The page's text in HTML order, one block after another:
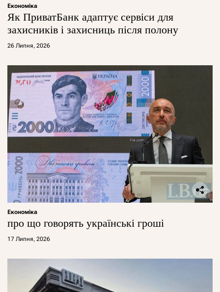
Економіка
Як ПриватБанк адаптує сервіси для
захисників і захисниць після полону
26 Липня, 2026
Економіка
про що говорять українські гроші
17 Липня, 2026